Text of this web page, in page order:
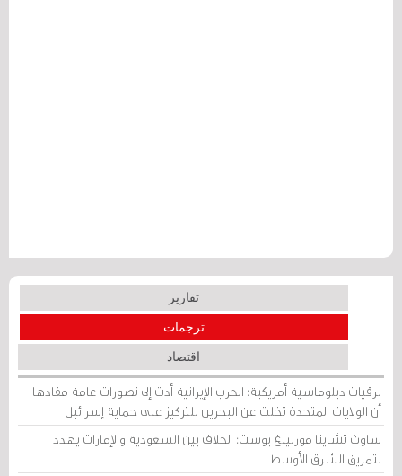
تقارير
ترجمات
اقتصاد
برقيات دبلوماسية أمريكية: الحرب الإيرانية أدت إلى تصورات عامة مفادها
أن الولايات المتحدة تخلت عن البحرين للتركيز على حماية إسرائيل
ساوث تشاينا مورنينغ بوست: الخلاف بين السعودية والإمارات يهدد
بتمزيق الشرق الأوسط